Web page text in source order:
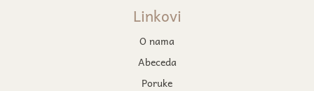
Linkovi
O nama
Abeceda
Poruke